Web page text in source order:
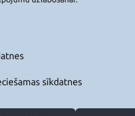
sīkdatnes